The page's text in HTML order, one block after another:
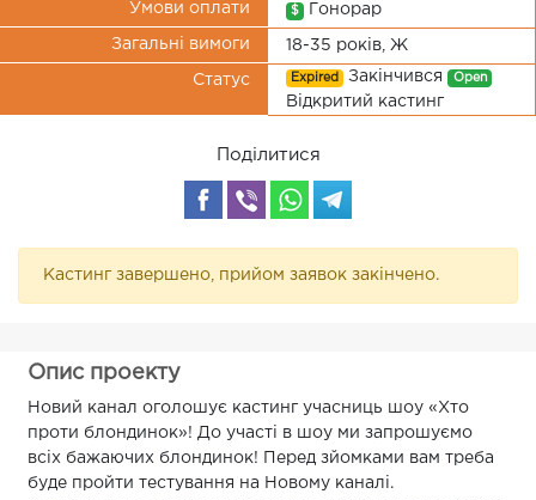
Умови оплати $ Гонорар
Загальні вимоги 18-35 років, Ж
Статус Expired Закінчився Open
Відкритий кастинг
Поділитися
Кастинг завершено, прийом заявок закінчено.
Опис проекту
Новий канал оголошує кастинг учасниць шоу «Хто
проти блондинок»! До участі в шоу ми запрошуємо
всіх бажаючих блондинок! Перед зйомками вам треба
буде пройти тестування на Новому каналі.